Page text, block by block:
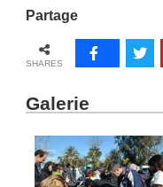
Partage
SHARES
Galerie